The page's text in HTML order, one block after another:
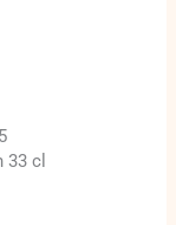
33 cl